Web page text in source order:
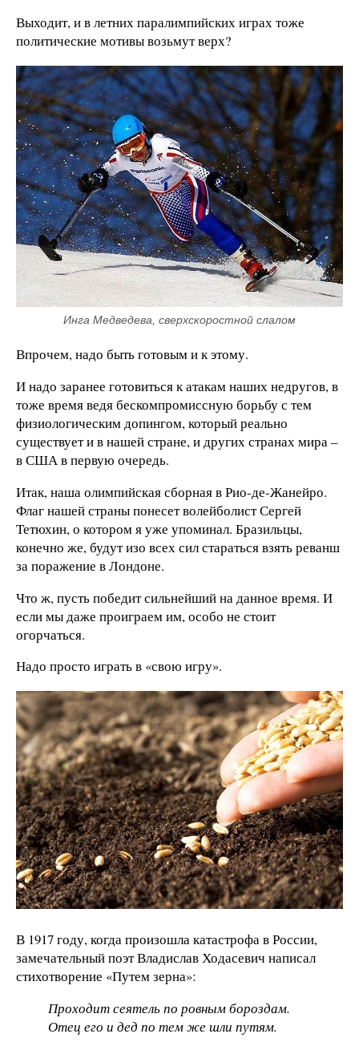
Выходит, и в летних паралимпийских играх тоже
политические мотивы возьмут верх?
Инга Медведева, сверхскоростной слалом
Впрочем, надо быть готовым и к этому.
И надо заранее готовиться к атакам наших недругов, в
тоже время ведя бескомпромиссную борьбу с тем
физиологическим допингом, который реально
существует и в нашей стране, и других странах мира –
в США в первую очередь.
Итак, наша олимпийская сборная в Рио-де-Жанейро.
Флаг нашей страны понесет волейболист Сергей
Тетюхин, о котором я уже упоминал. Бразильцы,
конечно же, будут изо всех сил стараться взять реванш
за поражение в Лондоне.
Что ж, пусть победит сильнейший на данное время. И
если мы даже проиграем им, особо не стоит
огорчаться.
Надо просто играть в «свою игру».
В 1917 году, когда произошла катастрофа в России,
замечательный поэт Владислав Ходасевич написал
стихотворение «Путем зерна»:
Проходит сеятель по ровным бороздам.
Отец его и дед по тем же шли путям.